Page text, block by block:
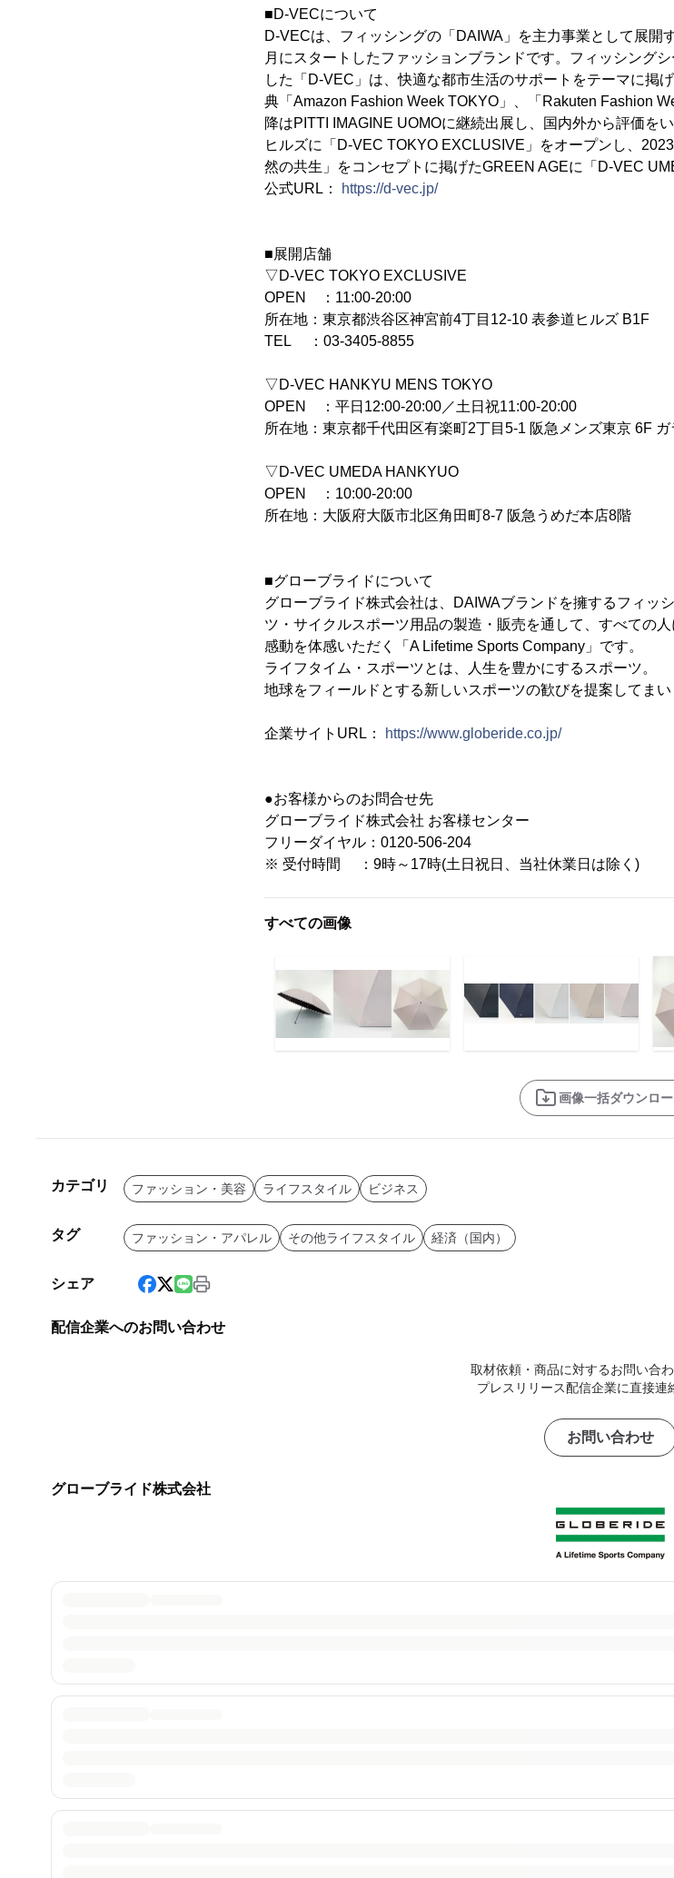
■D-VECについて
D-VECは、フィッシングの「DAIWA」を主力事業として展開
月にスタートしたファッションブランドです。フィッシング
した「D-VEC」は、快適な都市生活のサポートをテーマに掲
典「Amazon Fashion Week TOKYO」、「Rakuten Fashion
降はPITTI IMAGINE UOMOに継続出展し、国内外から評価を
ヒルズに「D-VEC TOKYO EXCLUSIVE」をオープンし、
然の共生」をコンセプトに掲げたGREEN AGEに「D-VEC
公式URL：
https://d-vec.jp/
■展開店舗
▽D-VEC TOKYO EXCLUSIVE
OPEN ：11:00-20:00
所在地：東京都渋谷区神宮前4丁目12-10 表参道ヒルズ B1F
TEL ：03-3405-8855
▽D-VEC HANKYU MENS TOKYO
OPEN ：平日12:00-20:00／土日祝11:00-20:00
所在地：東京都千代田区有楽町2丁目5-1 阪急メンズ東京 6F ガ
▽D-VEC UMEDA HANKYUO
OPEN ：10:00-20:00
所在地：大阪府大阪市北区角田町8-7 阪急うめだ本店8階
■グローブライドについて
グローブライド株式会社は、DAIWAブランドを擁するフィッ
ツ・サイクルスポーツ用品の製造・販売を通して、すべての
感動を体感いただく「A Lifetime Sports Company」です。
ライフタイム・スポーツとは、人生を豊かにするスポーツ。
地球をフィールドとする新しいスポーツの歓びを提案してまい
企業サイトURL： https://www.globeride.co.jp/
●お客様からのお問合せ先
グローブライド株式会社 お客様センター
フリーダイヤル：0120-506-204
※ 受付時間 ：9時～17時(土日祝日、当社休業日は除く)
すべての画像
画像一括ダウンロ
カテゴリ ファッション・美容 ライフスタイル ビジネス
タグ ファッション・アパレル その他ライフスタイル 経済（国内）
シェア
配信企業へのお問い合わせ
取材依頼・商品に対するお問い合わ
プレスリリース配信企業に直接連
お問い合わせ
グローブライド株式会社